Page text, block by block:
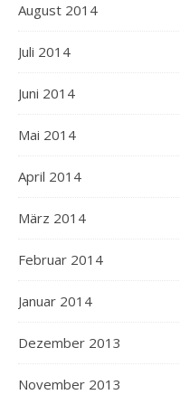
August 2014
Juli 2014
Juni 2014
Mai 2014
April 2014
März 2014
Februar 2014
Januar 2014
Dezember 2013
November 2013